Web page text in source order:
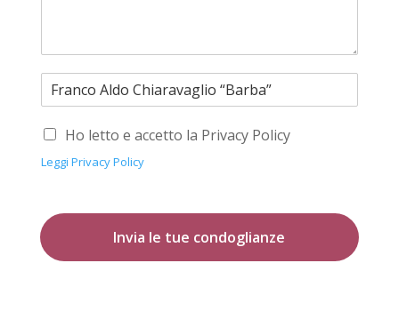
Ho letto e accetto la Privacy Policy
Leggi Privacy Policy
Invia le tue condoglianze